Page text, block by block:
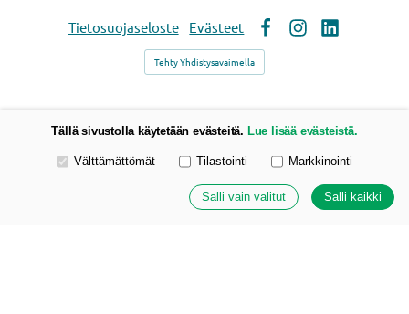
Tietosuojaseloste
Evästeet
Tehty Yhdistysavaimella
Tällä sivustolla käytetään evästeitä. Lue lisää evästeistä.
Valitse käytettävät evästeet
Välttämättömät Tilastointi Markkinointi
Salli vain valitut Salli kaikki